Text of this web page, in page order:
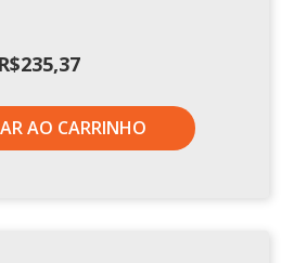
R$235,37
AO CARRINHO